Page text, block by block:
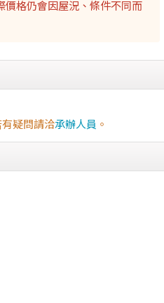
價格仍會因屋況、條件不同而
疑問請洽承辦人員 。